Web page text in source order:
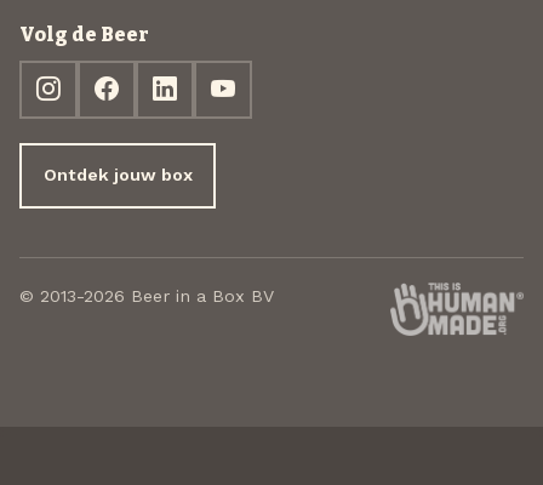
Volg de Beer
Ontdek jouw box
© 2013-2026 Beer in a Box BV